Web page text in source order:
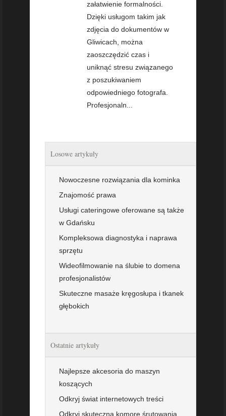
załatwienie formalności.
Dzięki usługom takim jak
zdjęcia do dokumentów w
Gliwicach, można
zaoszczędzić czas i
uniknąć stresu związanego
z poszukiwaniem
odpowiedniego fotografa.
Profesjonaln...
Losowe artykuły
Nowoczesne rozwiązania dla kominka
Znajomość prawa
Usługi cateringowe oferowane są także
w Gdańsku
Kompleksowa diagnostyka i naprawa
sprzętu
Wideofilmowanie na ślubie to domena
profesjonalistów
Skuteczne masaże kręgosłupa i tkanek
głębokich
Ostatnie artykuły
Najlepsze akcesoria do maszyn
koszących
Odkryj świat internetowych treści
Odkryj skuteczną komorę śrutowania.